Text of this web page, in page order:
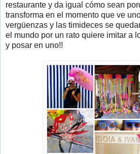
restaurante y da igual cómo sean
transforma en el momento que ve
vergüenzas y las timideces se
el mundo por un rato quiere imitar a
y posar en uno!!